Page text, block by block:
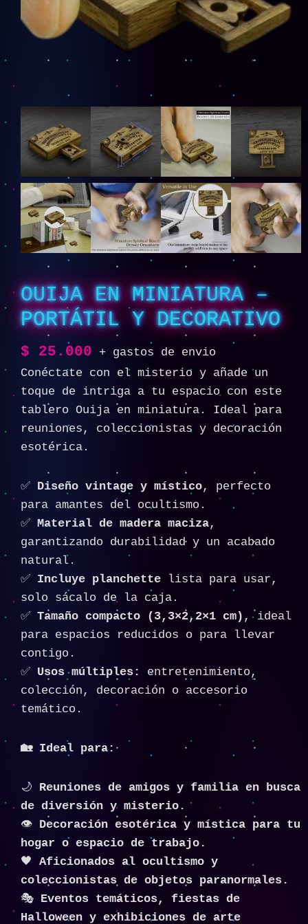
OUIJA EN MINIATURA –
PORTÁTIL Y DECORATIVO
$ 25.000
+ gastos de envio
Conéctate con el misterio y añade un
toque de intriga a tu espacio con este
tablero Ouija en miniatura. Ideal para
reuniones, coleccionistas y decoración
esotérica.
✅ Diseño vintage y místico, perfecto
para amantes del ocultismo.
✅ Material de madera maciza,
garantizando durabilidad y un acabado
natural.
✅ Incluye planchette lista para usar,
solo sácalo de la caja.
✅ Tamaño compacto (3,3×2,2×1 cm) , ideal
para espacios reducidos o para llevar
contigo.
✅ Usos múltiples:
entretenimiento,
colección, decoración o accesorio
temático.
🏡 Ideal para:
🌙 Reuniones de amigos y familia en busca
de diversión y misterio.
👁 Decoración esotérica y mística para tu
hogar o espacio de trabajo.
🖤 Aficionados al ocultismo y
coleccionistas de objetos paranormales.
🎭 Eventos temáticos, fiestas de
Halloween y exhibiciones de arte